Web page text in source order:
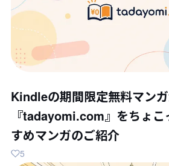
Kindleの期間限定無料マン
『tadayomi.com』をちょ
すめマンガのご紹介
5